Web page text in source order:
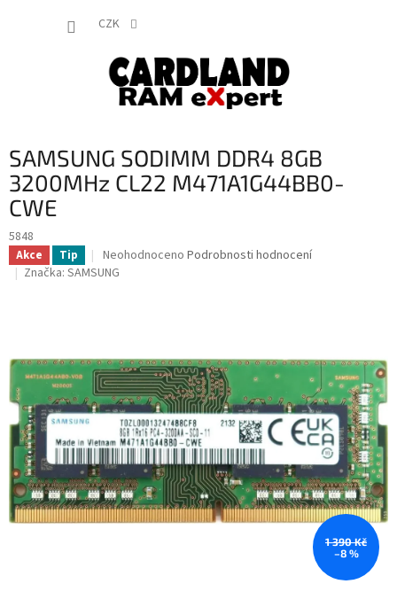
CZK
SAMSUNG SODIMM DDR4 8GB
3200MHz CL22 M471A1G44BB0-
CWE
5848
Akce Tip
Průměrné
hodnocení
5
hvězdiček.
Neohodnoceno Podrobnosti hodnocení
Značka: SAMSUNG
1 390 Kč
–8 %